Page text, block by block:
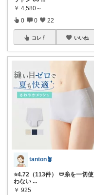
￥ 4,580～
0 0 22
コレ いいね
tanton🪴
⭐4.72（113件） 🩲糸を一切使
わない ...
￥ 925